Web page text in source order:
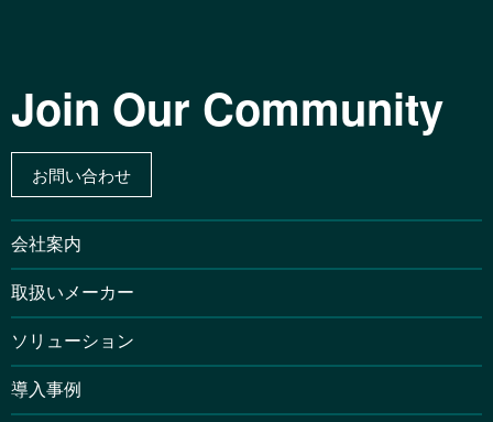
Join Our Community
お問い合わせ
会社案内
取扱いメーカー
ソリューション
導入事例